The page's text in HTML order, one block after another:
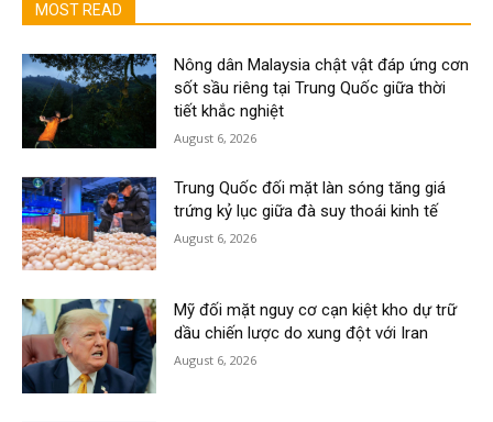
MOST READ
Nông dân Malaysia chật vật đáp ứng cơn
sốt sầu riêng tại Trung Quốc giữa thời
tiết khắc nghiệt
August 6, 2026
Trung Quốc đối mặt làn sóng tăng giá
trứng kỷ lục giữa đà suy thoái kinh tế
August 6, 2026
Mỹ đối mặt nguy cơ cạn kiệt kho dự trữ
dầu chiến lược do xung đột với Iran
August 6, 2026